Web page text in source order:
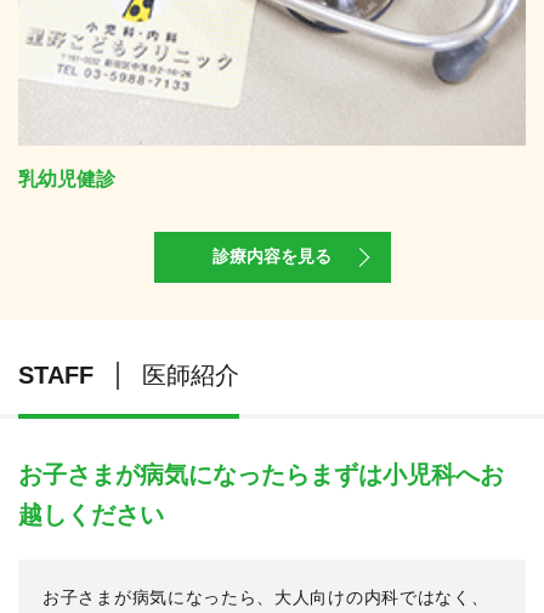
乳幼児健診
診療内容を見る
STAFF 医師紹介
お子さまが病気になったらまずは小児科へお
越しください
お子さまが病気になったら、大人向けの内科ではなく、